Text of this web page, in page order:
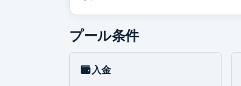
プール条件
入金